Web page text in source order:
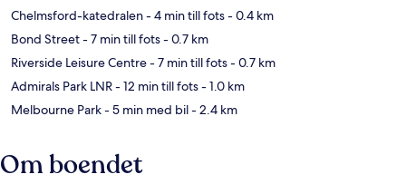
Chelmsford-katedralen- 4 min till fots- 0.4 km
Bond Street- 7 min till fots- 0.7 km
Riverside Leisure Centre- 7 min till fots- 0.7 km
Admirals Park LNR- 12 min till fots- 1.0 km
Melbourne Park- 5 min med bil- 2.4 km
Om boendet